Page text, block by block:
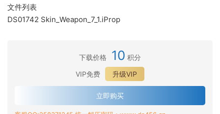
文件列表
DS01742 Skin_Weapon_7_1.iProp
下载价格 10 积分
VIP免费
升级VIP
立即购买